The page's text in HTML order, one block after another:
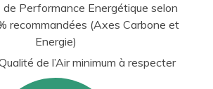
de Performance Energétique selon
recommandées (Axes Carbone et
Energie)
de l’Air minimum à respecter